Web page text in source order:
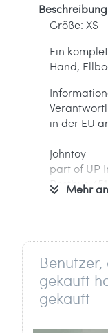
Beschreibung
Größe: XS
Ein
Hand,
in der EU
Johntoy
part of UP
Postbus 451
2740 AL
Mehr
gekauft
gekauft